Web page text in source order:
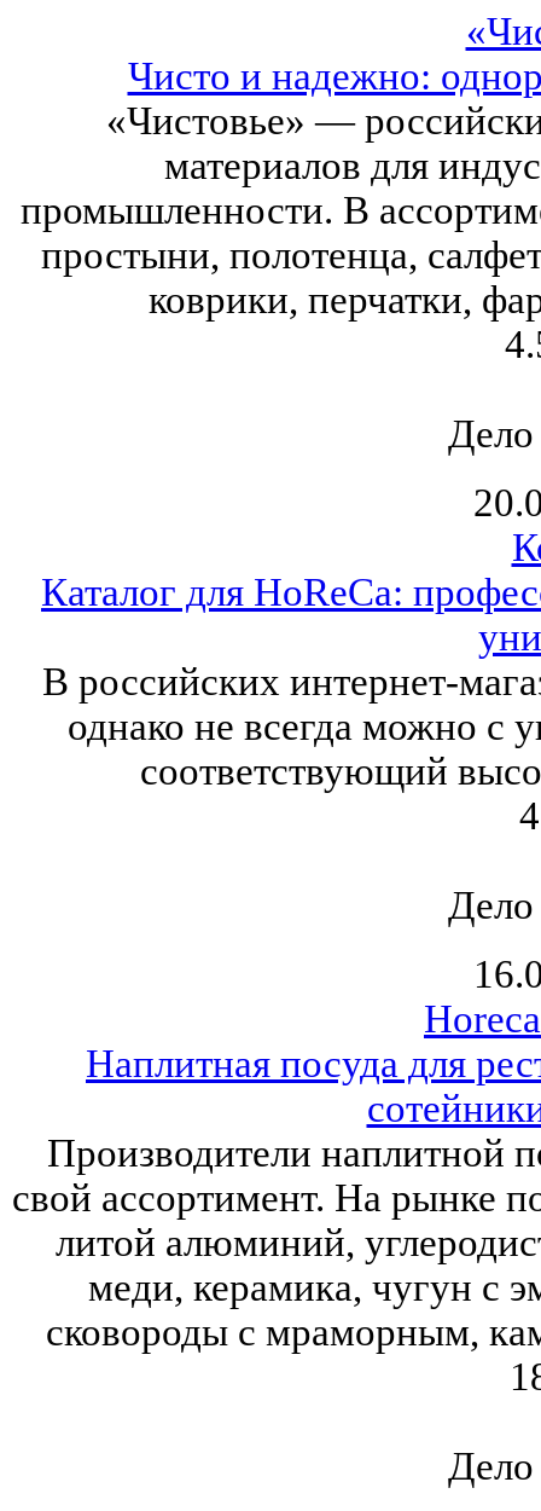
Чисто и надежно:
«Чистовье» —
материалов для
промышленности. В
простыни, полотенца,
коврики, перчатки,
Дело
Каталог для HoReCa:
В российских интернет-
однако не всегда можно с
соответствующий
Дело
Наплитная посуда для
Производители наплитной
свой ассортимент. На рынке
литой алюминий,
меди, керамика, чугун с
сковороды с мраморным,
Дело